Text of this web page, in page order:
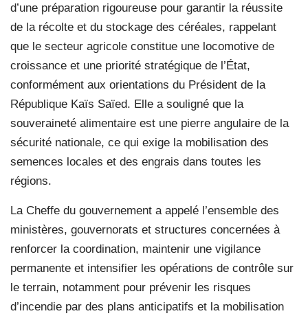
d’une préparation rigoureuse pour garantir la réussite
de la récolte et du stockage des céréales, rappelant
que le secteur agricole constitue une locomotive de
croissance et une priorité stratégique de l’État,
conformément aux orientations du Président de la
République Kaïs Saïed. Elle a souligné que la
souveraineté alimentaire est une pierre angulaire de la
sécurité nationale, ce qui exige la mobilisation des
semences locales et des engrais dans toutes les
régions.
La Cheffe du gouvernement a appelé l’ensemble des
ministères, gouvernorats et structures concernées à
renforcer la coordination, maintenir une vigilance
permanente et intensifier les opérations de contrôle sur
le terrain, notamment pour prévenir les risques
d’incendie par des plans anticipatifs et la mobilisation